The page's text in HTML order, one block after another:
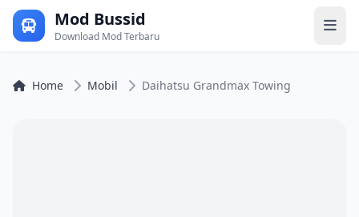
Mod Bussid
Download Mod Terbaru
Home Mobil Daihatsu Grandmax Towing